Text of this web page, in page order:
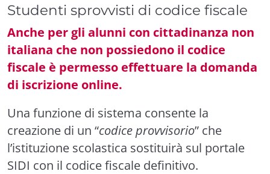
Studenti sprovvisti di codice fiscale
Anche per gli alunni con cittadinanza non
italiana che non possiedono il codice
fiscale è permesso effettuare la domanda
di iscrizione online.
Una funzione di sistema consente la
creazione di un “codice provvisorio” che
l’istituzione scolastica sostituirà sul portale
SIDI con il codice fiscale definitivo.